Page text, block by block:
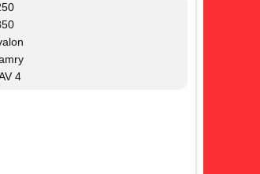
4